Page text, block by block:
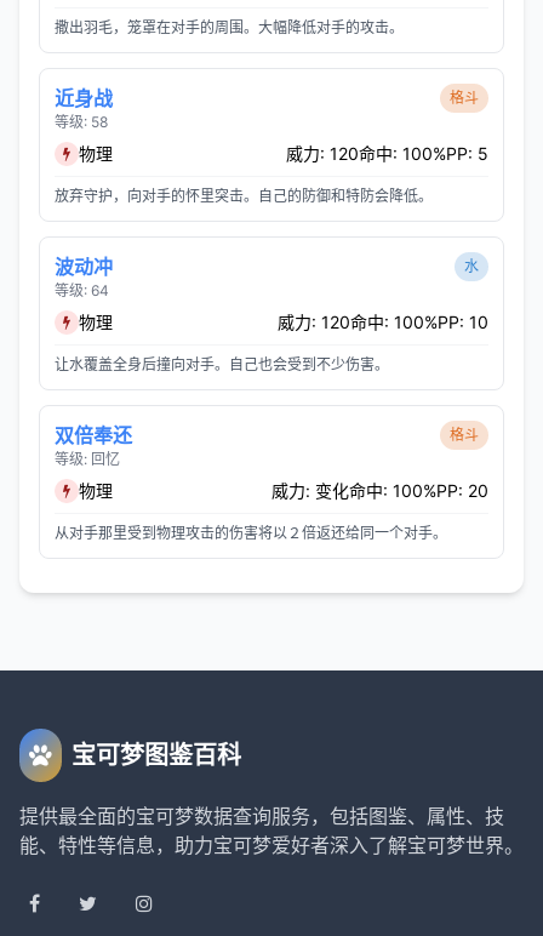
撒出羽毛，笼罩在对手的周围。大幅降低对手的攻击。
近身战
等级: 58
格斗
物理 威力: 120命中: 100%PP: 5
放弃守护，向对手的怀里突击。自己的防御和特防会降低。
波动冲
等级: 64
水
物理 威力: 120命中: 100%PP: 10
让水覆盖全身后撞向对手。自己也会受到不少伤害。
双倍奉还
等级: 回忆
格斗
物理 威力: 变化命中: 100%PP: 20
从对手那里受到物理攻击的伤害将以２倍返还给同一个对手。
宝可梦图鉴百科
提供最全面的宝可梦数据查询服务，包括图鉴、属性、技
能、特性等信息，助力宝可梦爱好者深入了解宝可梦世界。